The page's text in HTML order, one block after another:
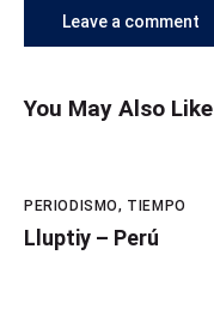
You May Also Like
PERIODISMO, TIEMPO
Lluptiy – Perú